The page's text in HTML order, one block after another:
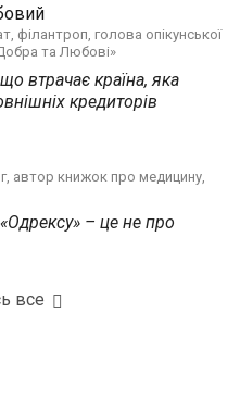
філантроп, голова опікунської
та Любові»
втрачає країна, яка
кредиторів
автор книжок про медицину,
– це не про
все